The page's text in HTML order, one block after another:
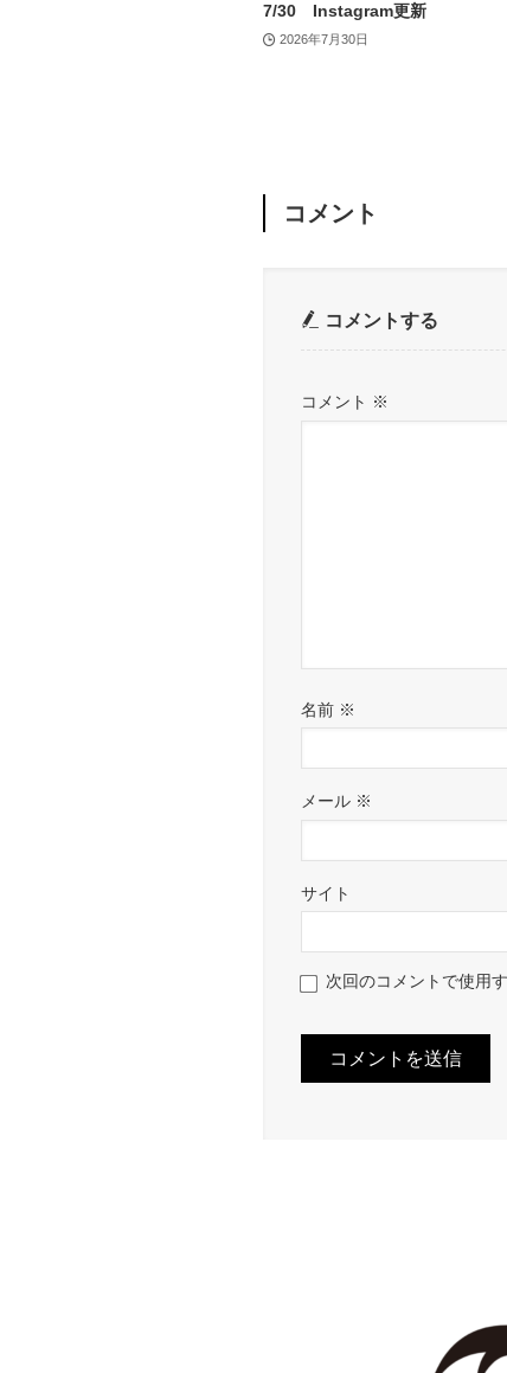
7/30 Instagram更新
2026年7月30日
コメント
コメントする
コメント ※
名前 ※
メール ※
サイト
次回のコメントで使用